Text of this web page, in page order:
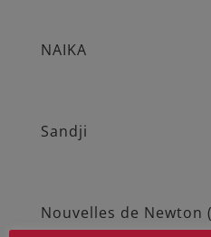
NAIKA
Sandji
Nouvelles de Newton